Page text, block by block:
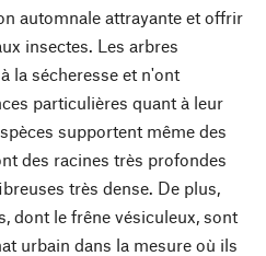
automnale attrayante et offrir
insectes. Les arbres
la sécheresse et n'ont
particulières quant à leur
supportent même des
des racines très profondes
très dense. De plus,
dont le frêne vésiculeux, sont
urbain dans la mesure où ils